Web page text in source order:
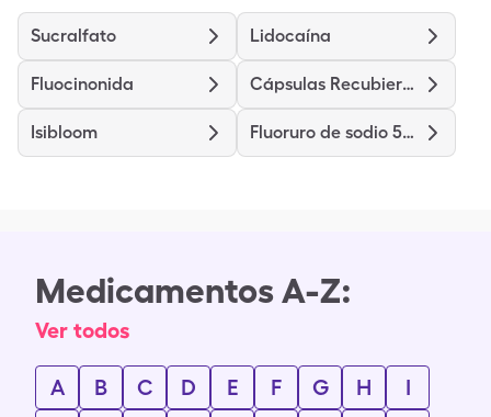
Sucralfato Lidocaína
Fluocinonida Cápsulas Recubiertas de Clorhidrato de Diltiazem (liberación prolongada)
Isibloom Fluoruro de sodio 5000
Medicamentos A-Z:
Ver todos
A B C D E F G H
I